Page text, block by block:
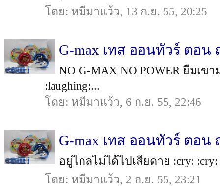
โดย: หมีมาแว้ว, 13 ก.ย. 55, 20:25
G-max เทส ออนทัวร์ ตอน
NO G-MAX NO POWER ยืมเขา
:laughing:...
โดย: หมีมาแว้ว, 6 ก.ย. 55, 22:46
G-max เทส ออนทัวร์ ตอน
อยู่ไกลไม่ได้ไปเสียดาย :cry: :cry:
โดย: หมีมาแว้ว, 2 ก.ย. 55, 23:21